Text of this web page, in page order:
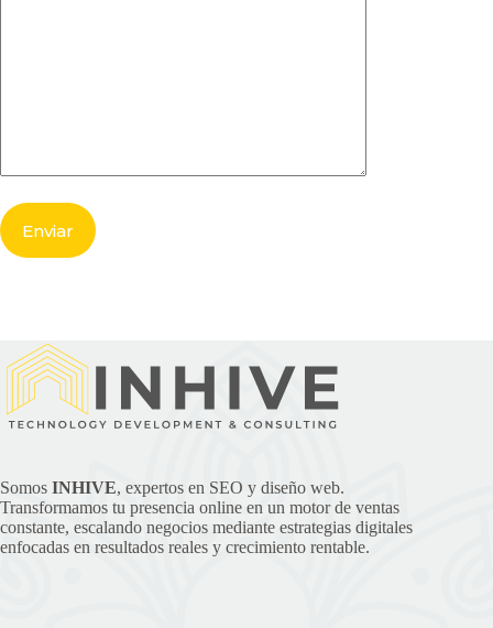
Somos INHIVE, expertos en SEO y diseño web.
Transformamos tu presencia online en un motor de ventas
constante, escalando negocios mediante estrategias digitales
enfocadas en resultados reales y crecimiento rentable.